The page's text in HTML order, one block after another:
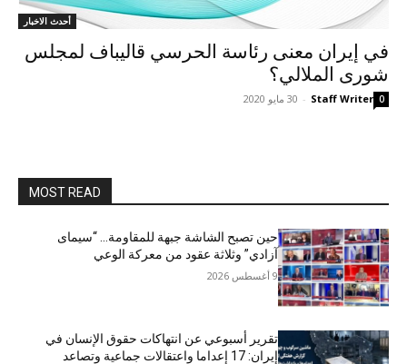
أحدث الاخبار
في إيران معنى رئاسة الحرسي قاليباف لمجلس
شورى الملالي؟
Staff Writer
- 30 مايو 2020 0
MOST READ
حين تصبح الشاشة جبهة للمقاومة… “سيمای
آزادي” وثلاثة عقود من معركة الوعي
9 أغسطس 2026
تقرير أسبوعي عن انتهاكات حقوق الإنسان في
إيران: 17 إعداما واعتقالات جماعية وتصاعد